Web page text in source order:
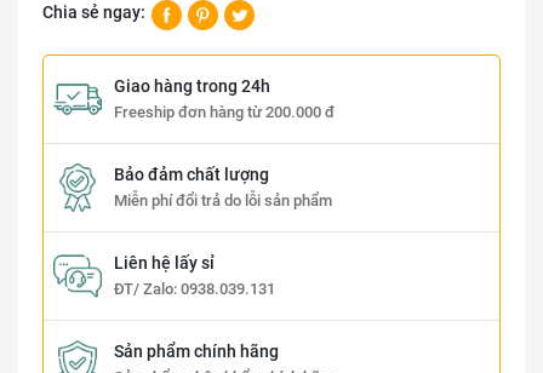
Chia sẻ ngay:
Giao hàng trong 24h
Freeship đơn hàng từ 200.000 đ
Bảo đảm chất lượng
Miễn phí đổi trả do lỗi sản phẩm
Liên hệ lấy sỉ
ĐT/ Zalo: 0938.039.131
Sản phẩm chính hãng